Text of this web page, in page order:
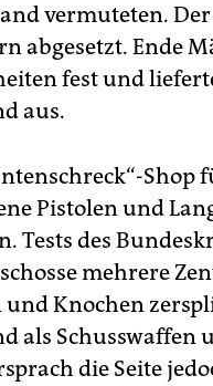
vermuteten.
abgesetzt. Ende
fest und
aus.
Shop
Pistolen und
Tests des
mehrere
Knochen
als
die Seite